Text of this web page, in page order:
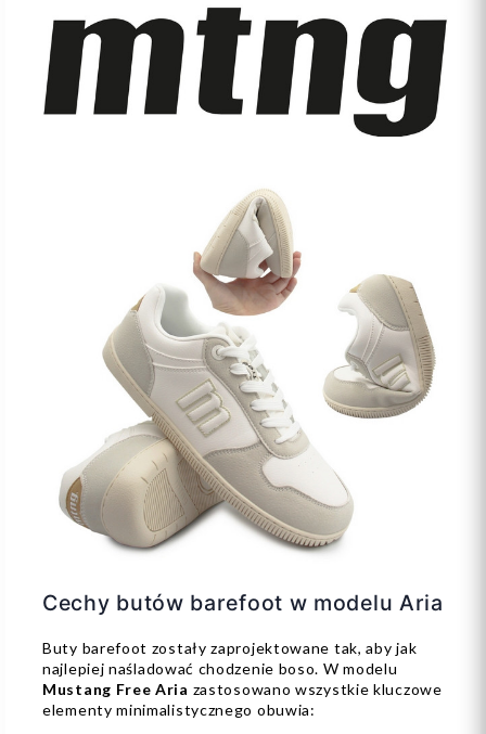
Cechy butów barefoot w modelu Aria
Buty barefoot zostały zaprojektowane tak, aby jak
najlepiej naśladować chodzenie boso. W modelu
Mustang Free Aria zastosowano wszystkie kluczowe
elementy minimalistycznego obuwia: